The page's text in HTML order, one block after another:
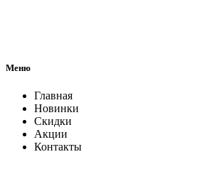
Меню
Главная
Новинки
Скидки
Акции
Контакты